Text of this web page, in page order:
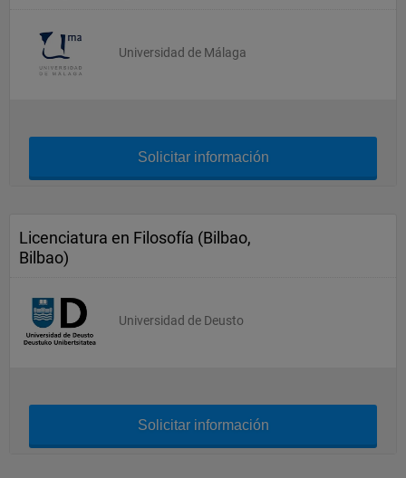
Universidad de Málaga
Solicitar información
Licenciatura en Filosofía (Bilbao,
Bilbao)
Universidad de Deusto
Solicitar información